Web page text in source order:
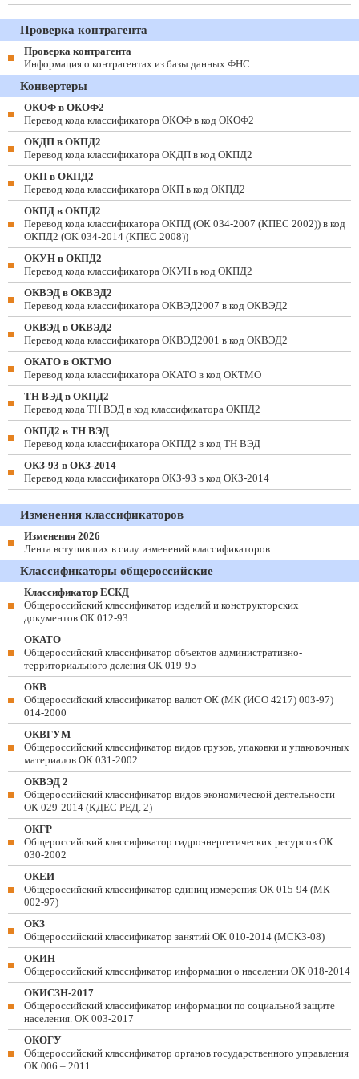
Проверка контрагента
Проверка контрагента
Информация о контрагентах из базы данных ФНС
Конвертеры
ОКОФ в ОКОФ2
Перевод кода классификатора ОКОФ в код ОКОФ2
ОКДП в ОКПД2
Перевод кода классификатора ОКДП в код ОКПД2
ОКП в ОКПД2
Перевод кода классификатора ОКП в код ОКПД2
ОКПД в ОКПД2
Перевод кода классификатора ОКПД (ОК 034-2007 (КПЕС 2002)) в код
ОКПД2 (ОК 034-2014 (КПЕС 2008))
ОКУН в ОКПД2
Перевод кода классификатора ОКУН в код ОКПД2
ОКВЭД в ОКВЭД2
Перевод кода классификатора ОКВЭД2007 в код ОКВЭД2
ОКВЭД в ОКВЭД2
Перевод кода классификатора ОКВЭД2001 в код ОКВЭД2
ОКАТО в ОКТМО
Перевод кода классификатора ОКАТО в код ОКТМО
ТН ВЭД в ОКПД2
Перевод кода ТН ВЭД в код классификатора ОКПД2
ОКПД2 в ТН ВЭД
Перевод кода классификатора ОКПД2 в код ТН ВЭД
ОКЗ-93 в ОКЗ-2014
Перевод кода классификатора ОКЗ-93 в код ОКЗ-2014
Изменения классификаторов
Изменения 2026
Лента вступивших в силу изменений классификаторов
Классификаторы общероссийские
Классификатор ЕСКД
Общероссийский классификатор изделий и конструкторских
документов ОК 012-93
ОКАТО
Общероссийский классификатор объектов административно-
территориального деления ОК 019-95
ОКВ
Общероссийский классификатор валют ОК (МК (ИСО 4217) 003-97)
014-2000
ОКВГУМ
Общероссийский классификатор видов грузов, упаковки и упаковочных
материалов ОК 031-2002
ОКВЭД 2
Общероссийский классификатор видов экономической деятельности
ОК 029-2014 (КДЕС РЕД. 2)
ОКГР
Общероссийский классификатор гидроэнергетических ресурсов ОК
030-2002
ОКЕИ
Общероссийский классификатор единиц измерения ОК 015-94 (МК
002-97)
ОКЗ
Общероссийский классификатор занятий ОК 010-2014 (МСКЗ-08)
ОКИН
Общероссийский классификатор информации о населении ОК 018-2014
ОКИСЗН-2017
Общероссийский классификатор информации по социальной защите
населения. ОК 003-2017
ОКОГУ
Общероссийский классификатор органов государственного управления
ОК 006 – 2011